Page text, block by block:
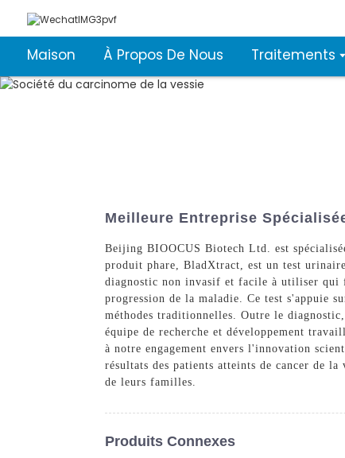
Maison À Propos De Nous Traitements
Meilleure Entreprise
Beijing BIOOCUS Biotech Ltd. est
produit phare, BladXtract, est un test
diagnostic non invasif et facile à utiliser qui
progression de la maladie. Ce test s'appuie
méthodes traditionnelles. Outre le
équipe de recherche et développement
à notre engagement envers l'innovation
résultats des patients atteints de cancer de
de leurs familles.
Produits Connexes